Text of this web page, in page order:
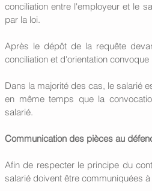
conciliation entre l'employeur et le
par la loi.
Après le dépôt de la requête
conciliation et d'orientation
Dans la majorité des cas, le salarié
en même temps que la
salarié.
Communication des pièces au
Afin de respecter le principe du
salarié doivent être communiquées